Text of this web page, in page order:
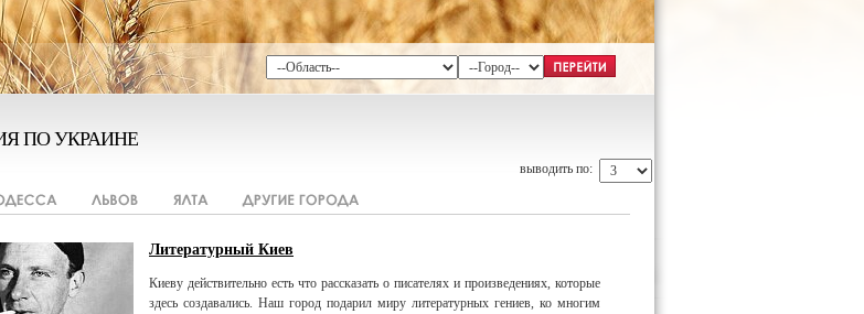
ПО УКРАИНЕ
выводить по:
Литературный Киев
Киеву действительно есть что рассказать о писателях и произведениях, которые
здесь создавались. Наш город подарил миру литературных гениев, ко многим